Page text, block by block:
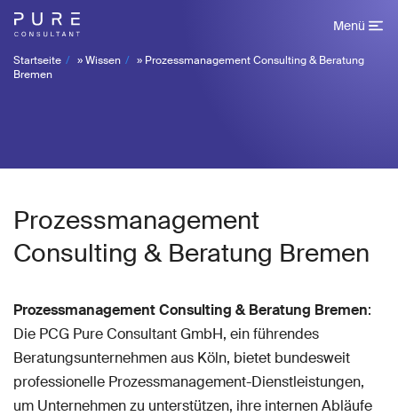
Menü
Startseite »Wissen » Prozessmanagement Consulting & Beratung
Bremen
Prozessmanagement
Consulting & Beratung Bremen
Prozessmanagement Consulting & Beratung Bremen:
Die PCG Pure Consultant GmbH, ein führendes
Beratungsunternehmen aus Köln, bietet bundesweit
professionelle Prozessmanagement-Dienstleistungen,
um Unternehmen zu unterstützen, ihre internen Abläufe